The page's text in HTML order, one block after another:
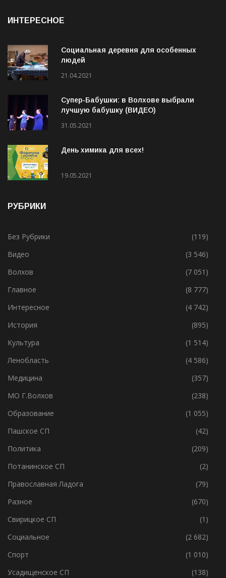
ИНТЕРЕСНОЕ
Социальная деревня для особенных
людей
21.04.2021
Супер-Бабушки: в Волхове выбрали
лучшую бабушку (ВИДЕО)
31.05.2021
День химика для всех!
19.05.2021
РУБРИКИ
Без Рубрики
(119)
Видео
(3 546)
Волхов
(7 051)
Главное
(8 777)
Интересное
(4 742)
История
(895)
Культура
(1 514)
Ленобласть
(4 586)
Медицина
(357)
МО Г.Волхов
(238)
Образование
(1 055)
Пашское СП
(42)
Политика
(209)
Потанинское СП
(2)
Православная Ладога
(79)
Разное
(670)
Свирицкое СП
(1)
Социальное
(2 682)
Спорт
(1 010)
Усадищенское СП
(138)